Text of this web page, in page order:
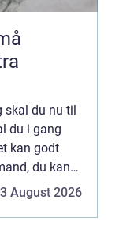
du nu til
du i gang
kan godt
du kan
August 2026